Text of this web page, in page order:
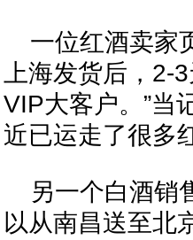
一位红酒卖家
上海发货后，2-
VIP大客户。”当
近已运走了很多
另一个白酒销
以从南昌送至北